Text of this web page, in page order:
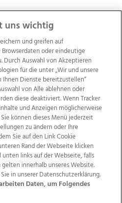
Kontakt
Jobs
AGB Anzeigekunden
Politische Werbung
uns wichtig
und greifen auf
oder eindeutige
Durch Auswahl von Akzeptieren
für die unter „Wir und unsere
Dienste bereitzustellen“
von Alle ablehnen oder
diese deaktiviert. Wenn Tracker
und Anzeigen möglicherweise
können dieses Menü jederzeit
zu ändern oder Ihre
Sie auf den Link Cookie
Rand der Webseite klicken
links auf der Webseite, falls
innerhalb unseres Website.
in unserer Datenschutzerklärung.
Daten, um Folgendes